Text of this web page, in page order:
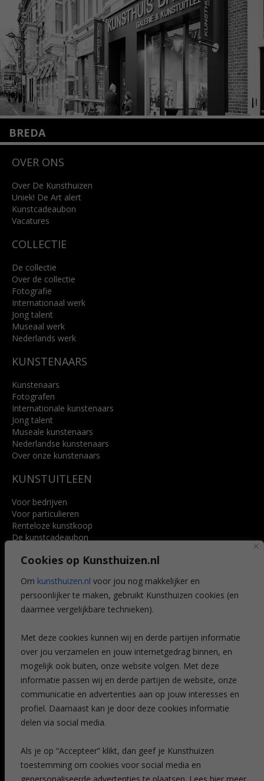
Cookies op Kunsthuizen.nl
Om kunsthuizen.nl voor jou nog makkelijker en
persoonlijker te maken, gebruikt Kunsthuizen cookies (en
daarmee vergelijkbare technieken).
Met deze cookies kunnen wij en derde partijen informatie
over jou verzamelen en jouw internetgedrag binnen, en
mogelijk ook buiten, onze website volgen. Met deze
informatie passen wij en derde partijen de website, onze
communicatie en advertenties aan op jouw interesses en
profiel. Daarnaast kan je door deze cookies informatie
delen via social media.
Als je op “Accepteer” klikt, dan geef je Kunsthuizen
toestemming om cookies voor social media en
Lees meer
BREDA
4818 SB Breda
info@kunsthuisbreda.nl
Lees meer
OVER ONS
Over De Kunsthuizen
Uniek! De Art alert
Kunstcadeaubon
Vacatures
COLLECTIE
De collectie
Over de collectie
Fotografie
Internationaal werk
Jong talent
Museaal werk
Nederlands werk
KUNSTENAARS
Kunstenaars
Fotografen
Internationale kunstenaars
Jong talent
Museale kunstenaars
Nederlandse kunstenaars
Over onze kunstenaars
KUNSTUITLEEN
Voor bedrijven
Voor particulieren
Renteloze kunstkoop
De kunstcadeaubon
Voordelen
Veelgestelde vragen
CONTACT
Leiden
Amsterdam
Breda
Favorieten
Mijn art alert
NIEUWSBRIEF